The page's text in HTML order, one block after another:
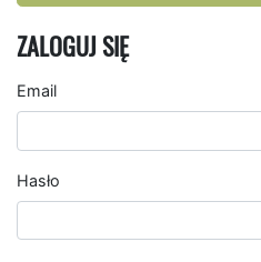
ZALOGUJ SIĘ
Email
Hasło